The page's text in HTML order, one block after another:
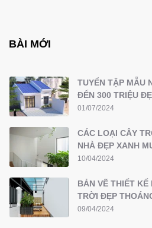
BÀI MỚI
TUYỂN TẬP MẪU
ĐẾN 300 TRIỆU
01/07/2024
CÁC LOẠI CÂY
NHÀ ĐẸP XANH
10/04/2024
BẢN VẼ THIẾT KẾ
TRỜI ĐẸP
09/04/2024